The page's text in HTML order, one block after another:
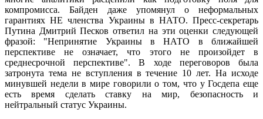
компромисса. Байден даже упомянул о неформальных
гарантиях НЕ членства Украины в НАТО. Пресс-секретарь
Путина Дмитрий Песков ответил на эти оценки следующей
фразой: "Непринятие Украины в НАТО в ближайшей
перспективе не означает, что этого не произойдет в
среднесрочной перспективе". В ходе переговоров была
затронута тема не вступления в течение 10 лет. На исходе
минувшей недели в мире говорили о том, что у Госдепа еще
есть время сделать ставку на мир, безопасность и
нейтральный статус Украины.